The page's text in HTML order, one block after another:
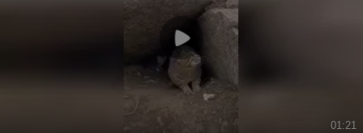
01:21